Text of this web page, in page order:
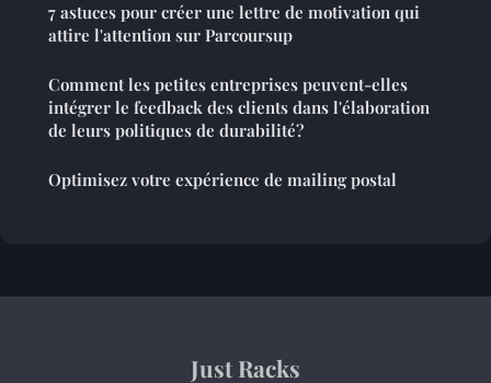
7 astuces pour créer une lettre de motivation qui
attire l'attention sur Parcoursup
Comment les petites entreprises peuvent-elles
intégrer le feedback des clients dans l'élaboration
de leurs politiques de durabilité?
Optimisez votre expérience de mailing postal
Just Racks